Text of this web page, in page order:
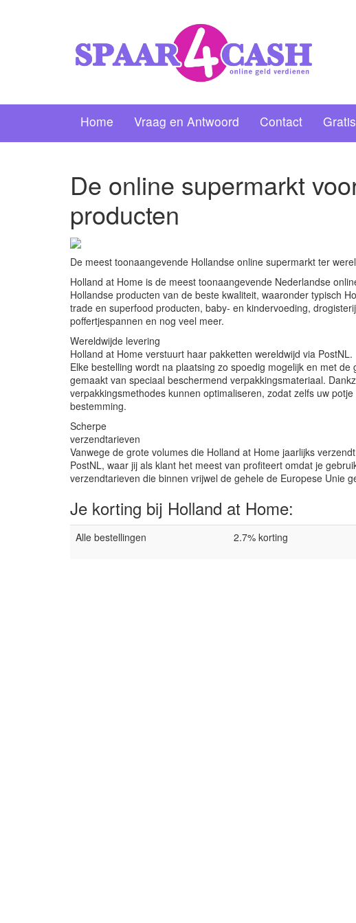
Home Vraag en Antwoord Contact
De online supermarkt
producten
De meest toonaangevende Hollandse online supermarkt ter
Holland at Home is de meest toonaangevende Nederlandse
Hollandse producten van de beste kwaliteit, waaronder typisch
trade en superfood producten, baby- en kindervoeding,
poffertjespannen en nog veel meer.
Wereldwijde levering
Holland at Home verstuurt haar pakketten wereldwijd via PostNL.
Elke bestelling wordt na plaatsing zo spoedig mogelijk en met
gemaakt van speciaal beschermend verpakkingsmateriaal.
verpakkingsmethodes kunnen optimaliseren, zodat zelfs uw
bestemming.
Scherpe
Vanwege de grote volumes die Holland at Home jaarlijks
PostNL, waar jij als klant het meest van profiteert omdat je
verzendtarieven die binnen vrijwel de gehele de Europese Unie
Je korting bij Holland at Home:
Alle bestellingen 2.7% korting